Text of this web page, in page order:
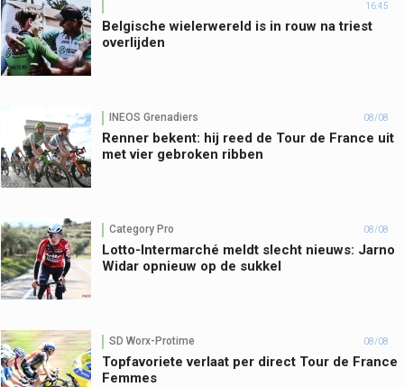
16:45
Belgische wielerwereld is in rouw na triest
overlijden
INEOS Grenadiers 08/08
Renner bekent: hij reed de Tour de France uit
met vier gebroken ribben
Category Pro 08/08
Lotto-Intermarché meldt slecht nieuws: Jarno
Widar opnieuw op de sukkel
SD Worx-Protime 08/08
Topfavoriete verlaat per direct Tour de France
Femmes